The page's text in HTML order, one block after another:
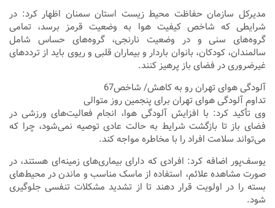
مدیرکل سازمان حفاظت محیط زیست استان سمنان اظهار کرد: در
شرایطی که شاخص کیفیت هوا به وضعیت قرمز برسد، تمامی
گروه‌های سنی و در وضعیت نارنجی، گروه‌های حساس شامل
سالمندان، کودکان، بانوان باردار و بیماران قلبی و ریوی باید از ترددهای
غیرضروری در فضای باز پرهیز کنند.
آلودگی هوای تهران رو به کاهش/ شاخص67
تداوم آلودگی هوای تهران برای پنجمین روز متوالی
وی تأکید کرد: با افزایش آلودگی هوا، انجام فعالیت‌های ورزشی در
فضای باز تا بازگشت شرایط به حالت عادی توصیه نمی‌شود، چرا که
می‌تواند سلامت افراد را با مخاطره مواجه کند.
یوسف‌پور اضافه کرد: افرادی که دارای بیماری‌های زمینه‌ای هستند، در
صورت مشاهده علائم، استفاده از ماسک مناسب و ماندن در محیط‌های
بسته را در اولویت قرار دهند تا از تشدید مشکلات تنفسی جلوگیری
شود.